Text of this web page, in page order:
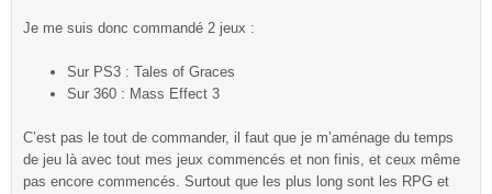
Je me suis donc commandé 2 jeux :
Sur PS3 : Tales of Graces
Sur 360 : Mass Effect 3
C’est pas le tout de commander, il faut que je m’aménage du temps
de jeu là avec tout mes jeux commencés et non finis, et ceux même
pas encore commencés. Surtout que les plus long sont les RPG et